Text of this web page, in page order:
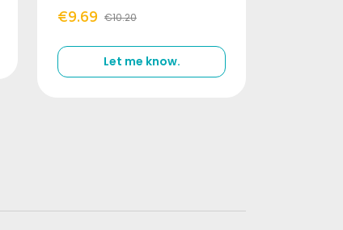
€9.69 €10.20
Let me know.